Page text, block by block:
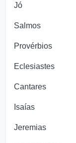
Jó
Salmos
Provérbios
Eclesiastes
Cantares
Isaías
Jeremias